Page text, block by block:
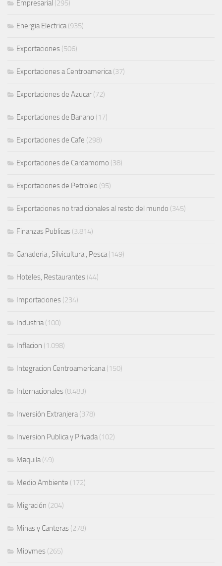
Empresarial (295)
Energia Electrica(935)
Exportaciones (506)
Exportaciones a Centroamerica(37)
Exportaciones de Azucar (72)
Exportaciones de Banano (17)
Exportaciones de Cafe (298)
Exportaciones de Cardamomo (38)
Exportaciones de Petroleo (95)
Exportaciones no tradicionales al resto del mundo (345)
Finanzas Publicas (3.814)
Ganaderia , Silvicultura , Pesca(149)
Hoteles, Restaurantes (44)
Importaciones (234)
Industria(100)
Inflacion (1.098)
Integracion Centroamericana(150)
Internacionales (8.483)
Inversión Extranjera(378)
Inversion Publica y Privada(102)
Maquila(49)
Medio Ambiente (172)
Migración (204)
Minas y Canteras (278)
Mipymes (265)